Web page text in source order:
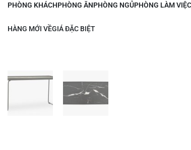
PHÒNG KHÁCHPHÒNG ĂNPHÒNG NGỦPHÒNG LÀM VIỆC
HÀNG MỚI VỀGIÁ ĐẶC BIỆT